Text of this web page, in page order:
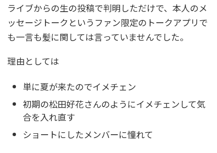
ライブからの生の投稿で判明しただけで、本人のメ
ッセージトークというファン限定のトークアプリで
も一言も髪に関しては言っていませんでした。
理由としては
単に夏が来たのでイメチェン
初期の松田好花さんのようにイメチェンして気
合を入れ直す
ショートにしたメンバーに憧れて